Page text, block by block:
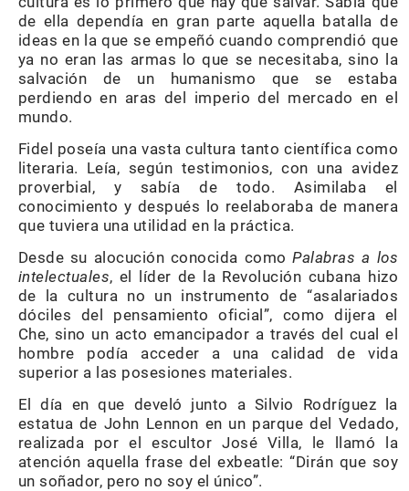
de ella dependía en gran parte aquella batalla de
ideas en la que se empeñó cuando comprendió que
ya no eran las armas lo que se necesitaba, sino la
salvación de un humanismo que se estaba
perdiendo en aras del imperio del mercado en el
mundo.
Fidel poseía una vasta cultura tanto científica como
literaria. Leía, según testimonios, con una avidez
proverbial, y sabía de todo. Asimilaba el
conocimiento y después lo reelaboraba de manera
que tuviera una utilidad en la práctica.
Desde su alocución conocida comoPalabras a los
intelectuales, el líder de la Revolución cubana hizo
de la cultura no un instrumento de “asalariados
dóciles del pensamiento oficial”, como dijera el
Che, sino un acto emancipador a través del cual el
hombre podía acceder a una calidad de vida
superior a las posesiones materiales.
El día en que develó junto a Silvio Rodríguez la
estatua de John Lennon en un parque del Vedado,
realizada por el escultor José Villa, le llamó la
atención aquella frase del exbeatle: “Dirán que soy
un soñador, pero no soy el único”.